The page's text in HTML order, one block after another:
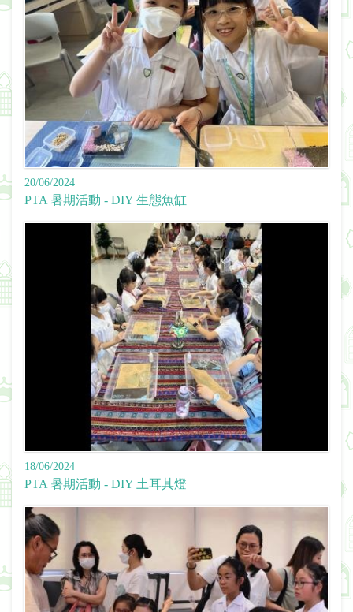
20/06/2024
PTA 暑期活動 - DIY 生態魚缸
18/06/2024
PTA 暑期活動 - DIY 土耳其燈